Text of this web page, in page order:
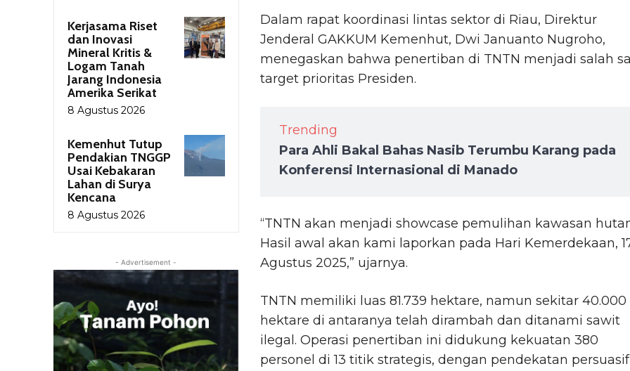
Kerjasama Riset
dan Inovasi
Mineral Kritis &
Logam Tanah
Jarang Indonesia
Amerika Serikat
8 Agustus 2026
Kemenhut Tutup
Pendakian TNGGP
Usai Kebakaran
Lahan di Surya
Kencana
8 Agustus 2026
- Advertisement -
Dalam rapat koordinasi lintas sektor di Riau, Direktur
Jenderal GAKKUM Kemenhut, Dwi Januanto Nugroho,
menegaskan bahwa penertiban di TNTN menjadi salah
target prioritas Presiden.
Trending
Para Ahli Bakal Bahas Nasib Terumbu Karang pada
Konferensi Internasional di Manado
“TNTN akan menjadi showcase pemulihan kawasan
Hasil awal akan kami laporkan pada Hari Kemerdekaan,
Agustus 2025,” ujarnya.
TNTN memiliki luas 81.739 hektare, namun sekitar 40.000
hektare di antaranya telah dirambah dan ditanami sawit
ilegal. Operasi penertiban ini didukung kekuatan 380
personel di 13 titik strategis, dengan pendekatan persuasif